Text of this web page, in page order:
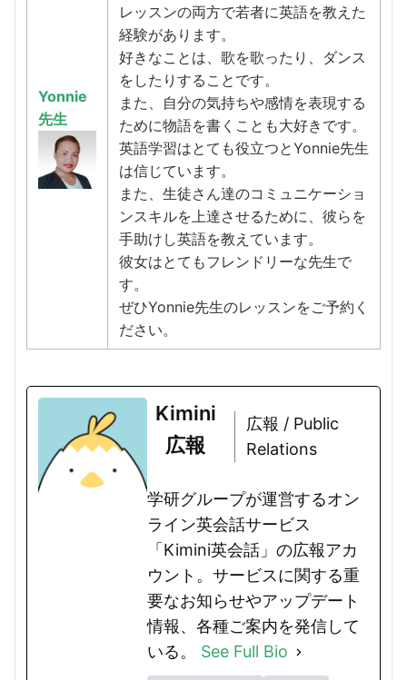
Yonnie
先生
レッスンの両方で若者に英語を教えた
経験があります。
好きなことは、歌を歌ったり、ダンス
をしたりすることです。
また、自分の気持ちや感情を表現する
ために物語を書くことも大好きです。
英語学習はとても役立つとYonnie先生
は信じています。
また、生徒さん達のコミュニケーショ
ンスキルを上達させるために、彼らを
手助けし英語を教えています。
彼女はとてもフレンドリーな先生で
す。
ぜひYonnie先生のレッスンをご予約く
ださい。
Kimini
広報
広報 / Public
Relations
学研グループが運営するオン
ライン英会話サービス
「Kimini英会話」の広報アカ
ウント。サービスに関する重
要なお知らせやアップデート
情報、各種ご案内を発信して
いる。 See Full Bio